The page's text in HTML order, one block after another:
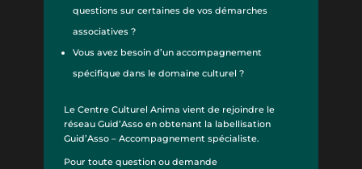
questions sur certaines de vos démarches
associatives ?
Vous avez besoin d’un accompagnement
spécifique dans le domaine culturel ?
Le Centre Culturel Anima vient de rejoindre le
réseau Guid’Asso en obtenant la labellisation
Guid’Asso – Accompagnement spécialiste.
Pour toute question ou demande